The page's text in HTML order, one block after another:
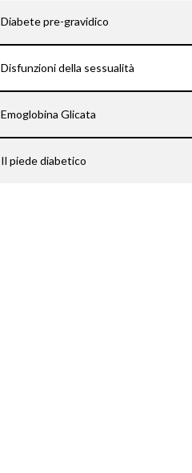
Diabete pre-gravidico
Disfunzioni della sessualità
Emoglobina Glicata
Il piede diabetico